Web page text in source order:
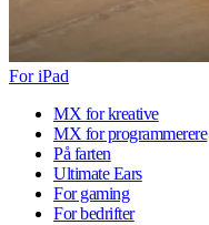
For iPad
MX for kreative
MX for programmerere
På farten
Ultimate Ears
For gaming
For bedrifter